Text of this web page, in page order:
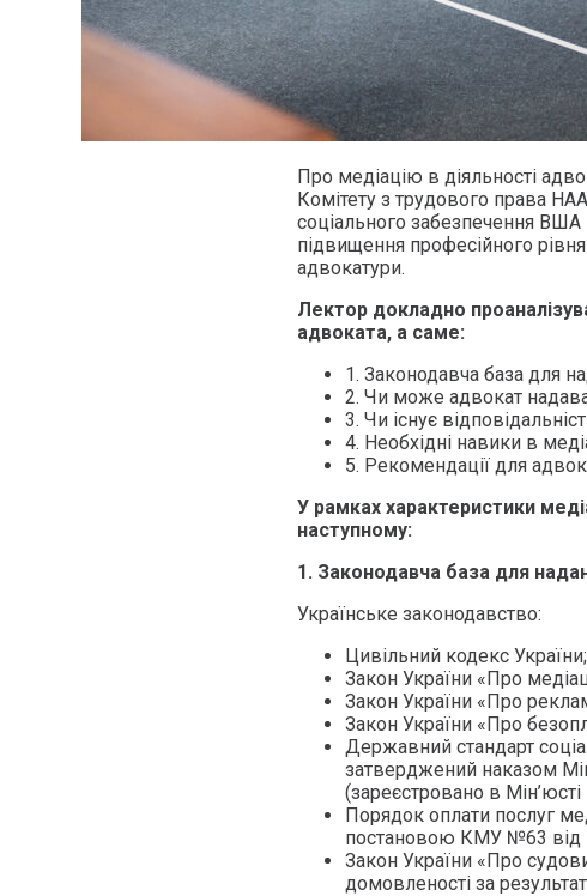
Про медіацію в діяльності
Комітету з трудового права
соціального забезпечення ВША
підвищення професійного
адвокатури.
Лектор докладно
адвоката, а саме:
1. Законодавча база для
2. Чи може адвокат
3. Чи існує
4. Необхідні навики в
5. Рекомендації для
У рамках характеристики
наступному:
1. Законодавча база для
Українське законодавство:
Цивільний кодекс України;
Закон України «Про
Закон України «Про
Закон України «Про
Державний стандарт
затверджений наказом
(зареєстровано в
Порядок оплати послуг
постановою КМУ №63 від
Закон України «Про
домовленості за